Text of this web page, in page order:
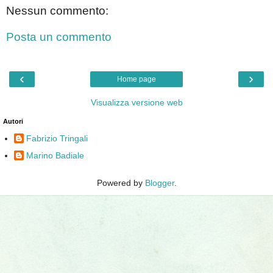
Nessun commento:
Posta un commento
‹ ›
Home page
Visualizza versione web
Autori
Fabrizio Tringali
Marino Badiale
Powered by Blogger.